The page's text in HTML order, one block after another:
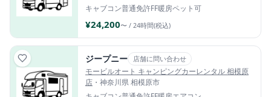
キャブコン普通免許FF暖房ペット可
¥24,200〜 / 24時間(税込)
ジープニー 店舗に問い合わせ
モービルオート キャンピングカーレンタル 相模原
店 ・神奈川県 相模原市